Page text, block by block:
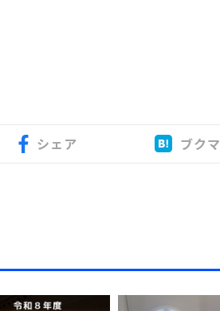
シェア ブクマ